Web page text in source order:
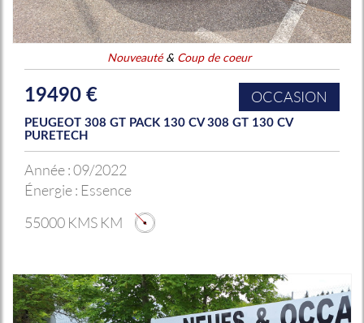
Nouveauté& Coup de coeur
19490 € OCCASION
PEUGEOT 308 GT PACK 130 CV 308 GT 130 CV
PURETECH
Année :09/2022
Énergie : Essence
55000 KMS KM